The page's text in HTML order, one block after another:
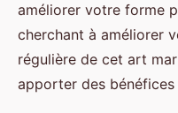
améliorer votre forme
cherchant à améliorer
régulière de cet art
apporter des